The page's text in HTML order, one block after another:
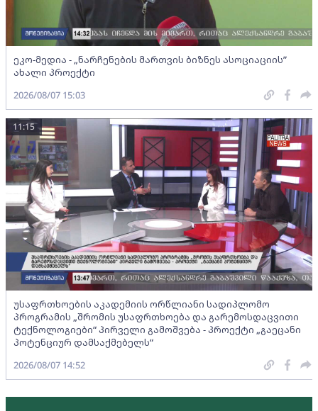
ეკო-მედია - „ნარჩენების მართვის ბიზნეს ასოციაციის”
ახალი პროექტი
2026/08/07 15:03
უსაფრთხოების აკადემიის ორწლიანი სადიპლომო
პროგრამის „შრომის უსაფრთხოება და გარემოსდაცვითი
ტექნოლოგიები“ პირველი გამოშვება - პროექტი „გაეცანი
პოტენციურ დამსაქმებელს“
11:15
2026/08/07 14:52